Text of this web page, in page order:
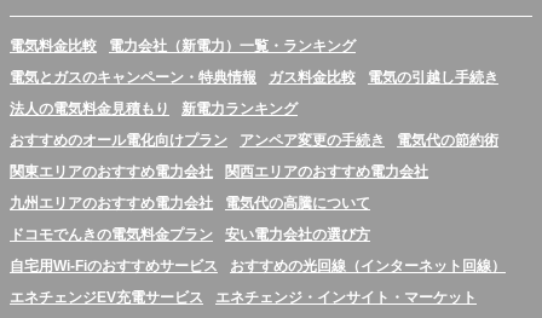
電気料金比較
電力会社（新電力）一覧・ランキング
電気とガスのキャンペーン・特典情報
ガス料金比較
電気の引越し手続き
法人の電気料金見積もり
新電力ランキング
おすすめのオール電化向けプラン
アンペア変更の手続き
電気代の節約術
関東エリアのおすすめ電力会社
関西エリアのおすすめ電力会社
九州エリアのおすすめ電力会社
電気代の高騰について
ドコモでんきの電気料金プラン
安い電力会社の選び方
自宅用Wi-Fiのおすすめサービス
おすすめの光回線（インターネット回線）
エネチェンジEV充電サービス
エネチェンジ・インサイト・マーケット